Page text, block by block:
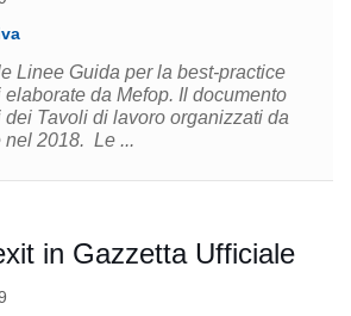
Linee Guida per la best-practice
da Mefop. Il documento
Tavoli di lavoro organizzati da
nel 2018. Le ...
in Gazzetta Ufficiale